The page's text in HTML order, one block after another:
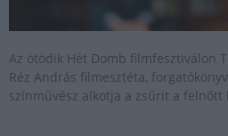
Az ötödik Hét Domb filmfesztiválon
Réz András filmesztéta,
színművész alkotja a zsűrit a felnőtt